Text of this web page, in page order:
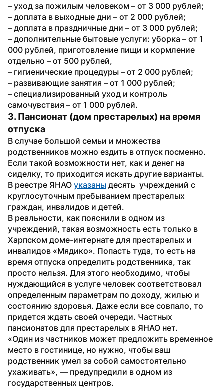
– уход за пожилым человеком – от 3 000 рублей;
– доплата в выходные дни – от 2 000 рублей;
– доплата в праздничные дни – от 3 000 рублей;
– дополнительные бытовые услуги: уборка – от 1
000 рублей, приготовление пищи и кормление
отдельно – от 500 рублей,
– гигиенические процедуры – от 2 000 рублей;
– развивающие занятия – от 1 000 рублей;
– специализированный уход и контроль
самочувствия – от 1 000 рублей.
3. Пансионат (дом престарелых) на время
отпуска
В случае большой семьи и множества
родственников можно ездить в отпуск посменно.
Если такой возможности нет, как и денег на
сиделку, то приходится искать другие варианты.
В реестре ЯНАО указаны десять  учреждений с
круглосуточным пребыванием престарелых
граждан, инвалидов и детей.
В реальности, как пояснили в одном из
учреждений, такая возможность есть только в
Харпском доме-интернате для престарелых и
инвалидов «Мядико». Попасть туда, то есть на
время отпуска определить родственника, так
просто нельзя. Для этого необходимо, чтобы
нуждающийся в услуге человек соответствовал
определенным параметрам по доходу, жилью и
состоянию здоровья. Даже если все совпало, то
придется ждать своей очереди. Частных
пансионатов для престарелых в ЯНАО нет.
«Один из частников может предложить временное
место в гостинице, но нужно, чтобы ваш
родственник умел за собой самостоятельно
ухаживать», — предупредили в одном из
государственных центров.